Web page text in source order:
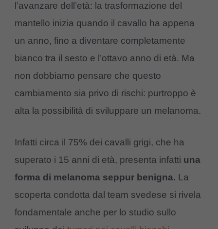
l’avanzare dell’età: la trasformazione del
mantello inizia quando il cavallo ha appena
un anno, fino a diventare completamente
bianco tra il sesto e l’ottavo anno di età. Ma
non dobbiamo pensare che questo
cambiamento sia privo di rischi: purtroppo è
alta la possibilità di sviluppare un melanoma.
Infatti circa il 75% dei cavalli grigi, che ha
superato i 15 anni di età, presenta infatti una
forma di melanoma seppur benigna. La
scoperta condotta dal team svedese si rivela
fondamentale anche per lo studio sullo